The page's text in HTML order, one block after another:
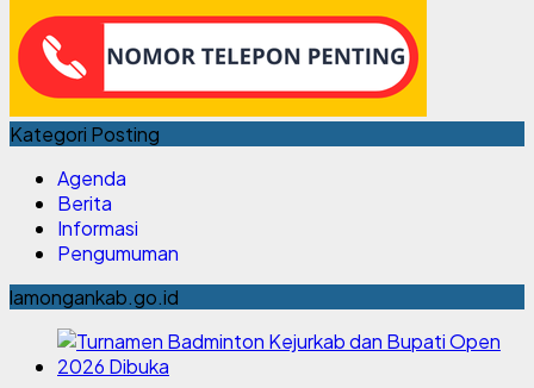
Kategori Posting
Agenda
Berita
Informasi
Pengumuman
lamongankab.go.id